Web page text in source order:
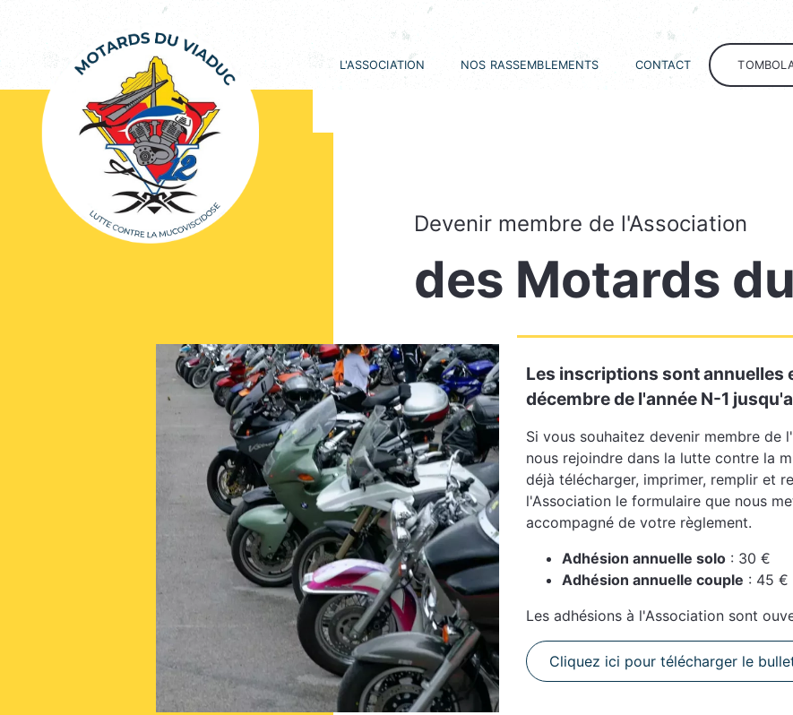
L'ASSOCIATION NOS RASSEMBLEMENTS CONTACT
Devenir membre de l'Association
des Motards
Les inscriptions sont annuelles
décembre de l'année N-1
Si vous souhaitez devenir membre de
nous rejoindre dans la lutte contre la
déjà télécharger, imprimer, remplir et
l'Association le formulaire que nous
accompagné de votre règlement.
Adhésion annuelle solo : 30 €
Adhésion annuelle couple : 45 €
Les adhésions à l'Association sont
Cliquez ici pour télécharger le